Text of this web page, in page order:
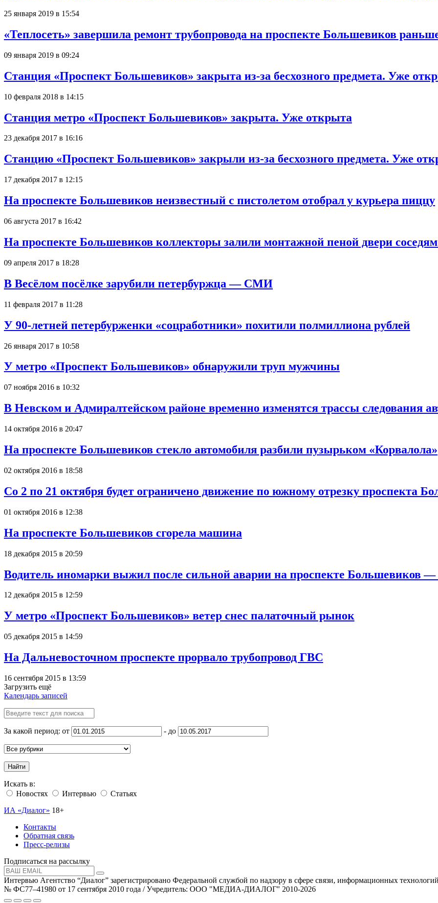
25 января 2019 в 15:54
«Теплосеть» завершила ремонт трубопровода на проспекте Большевиков
09 января 2019 в 09:24
Станция «Проспект Большевиков» закрыта из-за бесхозного предмета. Уже
10 февраля 2018 в 14:15
Станция метро «Проспект Большевиков» закрыта. Уже открыта
23 декабря 2017 в 16:16
Станцию «Проспект Большевиков» закрыли из-за бесхозного предмета. Уже
17 декабря 2017 в 12:15
На проспекте Большевиков неизвестный с пистолетом отобрал у курьера пиццу
06 августа 2017 в 16:42
На проспекте Большевиков коллекторы залили монтажной пеной двери
09 апреля 2017 в 18:28
В Весёлом посёлке зарубили петербуржца — СМИ
11 февраля 2017 в 11:28
У 90-летней петербурженки «соцработники» похитили полмиллиона рублей
26 января 2017 в 10:58
У метро «Проспект Большевиков» обнаружили труп мужчины
07 ноября 2016 в 10:32
В Невском и Адмиралтейском районе временно изменятся трассы следования
14 октября 2016 в 20:47
На проспекте Большевиков стекло автомобиля разбили пузырьком «Корвалола»
02 октября 2016 в 18:58
Со 2 по 21 октября будет ограничено движение по южному отрезку проспекта
01 октября 2016 в 12:38
На проспекте Большевиков сгорела машина
18 декабря 2015 в 20:59
Водитель иномарки выжил после сильной аварии на проспекте Большевиков
12 декабря 2015 в 12:59
У метро «Проспект Большевиков» ветер снес палаточный рынок
05 декабря 2015 в 14:59
На Дальневосточном проспекте прорвало трубопровод ГВС
16 сентября 2015 в 13:59
Загрузить ещё
Календарь записей
За какой период: от - до
Найти
Искать в:
Новостях
Интервью
Статьях
ИА «Диалог» 18+
Контакты
Обратная связь
Пресс-релизы
Подписаться на рассылку
Интервью Агентство “Диалог” зарегистрировано Федеральной службой по надзору в сфере связи, информационных
№ ФС77–41980 от 17 сентября 2010 года / Учредитель: ООО "МЕДИА-ДИАЛОГ" 2010-2026